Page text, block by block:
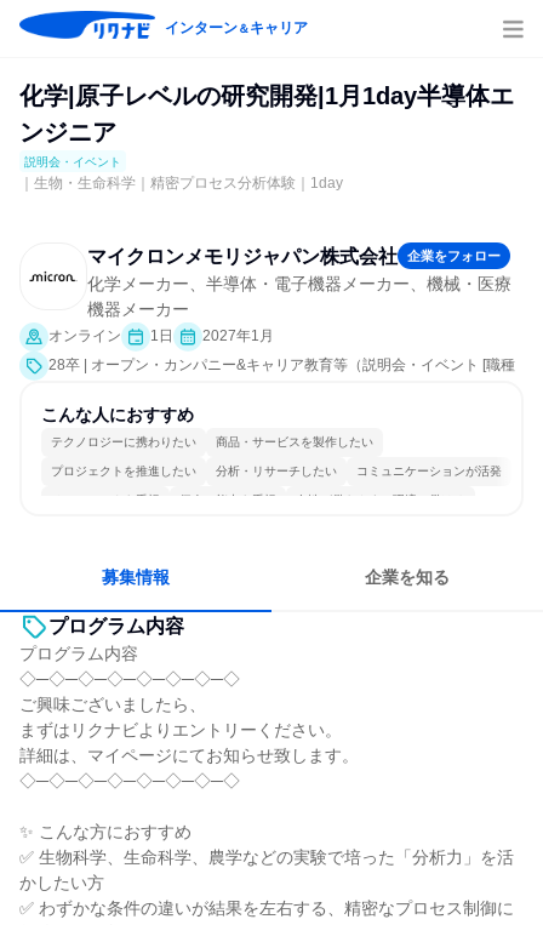
インターン＆キャリア
化学|原子レベルの研究開発|1月1day半導体エ
ンジニア
説明会・イベント
｜生物・生命科学｜精密プロセス分析体験｜1day
マイクロンメモリジャパン株式会社 企業をフォロー
化学メーカー、半導体・電子機器メーカー、機械・医療
機器メーカー
オンライン 1日
2027年1月
28卒 | オープン・カンパニー&キャリア教育等（説明会・イベント [職種
こんな人におすすめ
テクノロジーに携わりたい 商品・サービスを製作したい
プロジェクトを推進したい 分析・リサーチしたい コミュニケーションが活発
チームワークを重視 個人の能力を重視 女性が働きやすい環境で働ける
募集情報 企業を知る
プログラム内容
プログラム内容
◇─◇─◇─◇─◇─◇─◇─◇
ご興味ございましたら、
まずはリクナビよりエントリーください。
詳細は、マイページにてお知らせ致します。
◇─◇─◇─◇─◇─◇─◇─◇
✨ こんな方におすすめ
✅ 生物科学、生命科学、農学などの実験で培った「分析力」を活
かしたい方
✅ わずかな条件の違いが結果を左右する、精密なプロセス制御に